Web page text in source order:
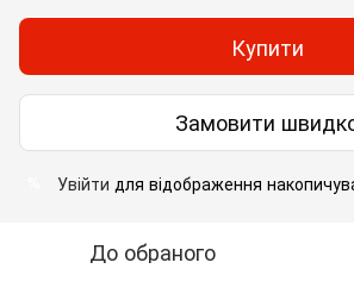
Купити
Замовити
Увійти для відображення
До обраного